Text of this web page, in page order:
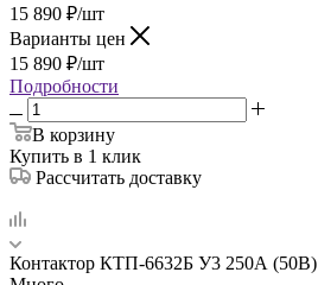
15 890 ₽/шт
Варианты цен
15 890 ₽/шт
Подробности
В корзину
Купить в 1 клик
Рассчитать доставку
Контактор КТП-6632Б У3 250А (50В)